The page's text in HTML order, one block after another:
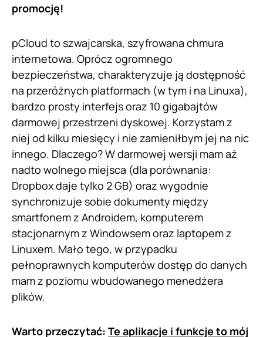
promocję!
pCloud to szwajcarska, szyfrowana chmura
internetowa. Oprócz ogromnego
bezpieczeństwa, charakteryzuje ją dostępność
na przeróżnych platformach (w tym i na Linuxa),
bardzo prosty interfejs oraz 10 gigabajtów
darmowej przestrzeni dyskowej. Korzystam z
niej od kilku miesięcy i nie zamieniłbym jej na nic
innego. Dlaczego? W darmowej wersji mam aż
nadto wolnego miejsca (dla porównania:
Dropbox daje tylko 2 GB) oraz wygodnie
synchronizuje sobie dokumenty między
smartfonem z Androidem, komputerem
stacjonarnym z Windowsem oraz laptopem z
Linuxem. Mało tego, w przypadku
pełnoprawnych komputerów dostęp do danych
mam z poziomu wbudowanego menedżera
plików.
Warto przeczytać: Te aplikacje i funkcje to mój